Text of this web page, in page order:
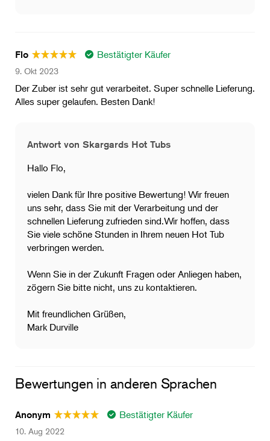
Flo Bestätigter Käufer
9. Okt 2023
Der Zuber ist sehr gut verarbeitet. Super schnelle Lieferung.
Alles super gelaufen. Besten Dank!
Antwort von Skargards Hot Tubs
Hallo Flo,
vielen Dank für Ihre positive Bewertung! Wir freuen
uns sehr, dass Sie mit der Verarbeitung und der
schnellen Lieferung zufrieden sind.Wir hoffen, dass
Sie viele schöne Stunden in Ihrem neuen Hot Tub
verbringen werden.
Wenn Sie in der Zukunft Fragen oder Anliegen haben,
zögern Sie bitte nicht, uns zu kontaktieren.
Mit freundlichen Grüßen,
Mark Durville
Bewertungen in anderen Sprachen
Anonym Bestätigter Käufer
10. Aug 2022